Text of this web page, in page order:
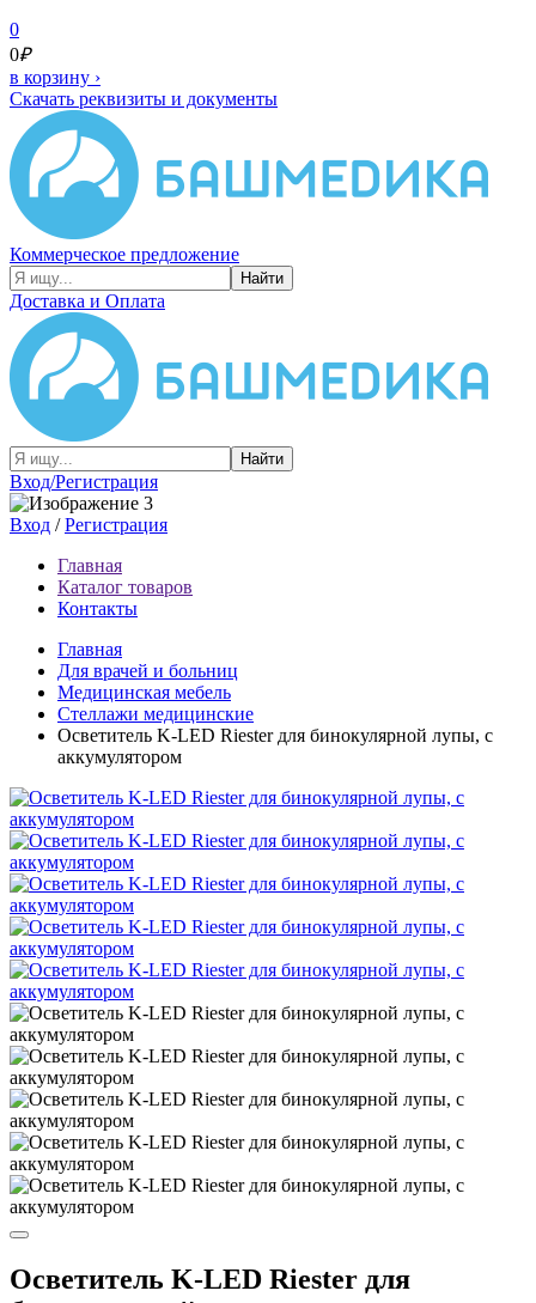
0
0₽
в корзину ›
Скачать реквизиты и документы
Коммерческое предложение
Найти
Доставка и Оплата
Найти
Вход/Регистрация
Вход /Регистрация
Главная
Каталог товаров
Контакты
Главная
Для врачей и больниц
Медицинская мебель
Стеллажи медицинские
Осветитель K-LED Riester для бинокулярной лупы, с
аккумулятором
Осветитель K-LED Riester для